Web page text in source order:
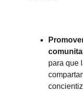
para que